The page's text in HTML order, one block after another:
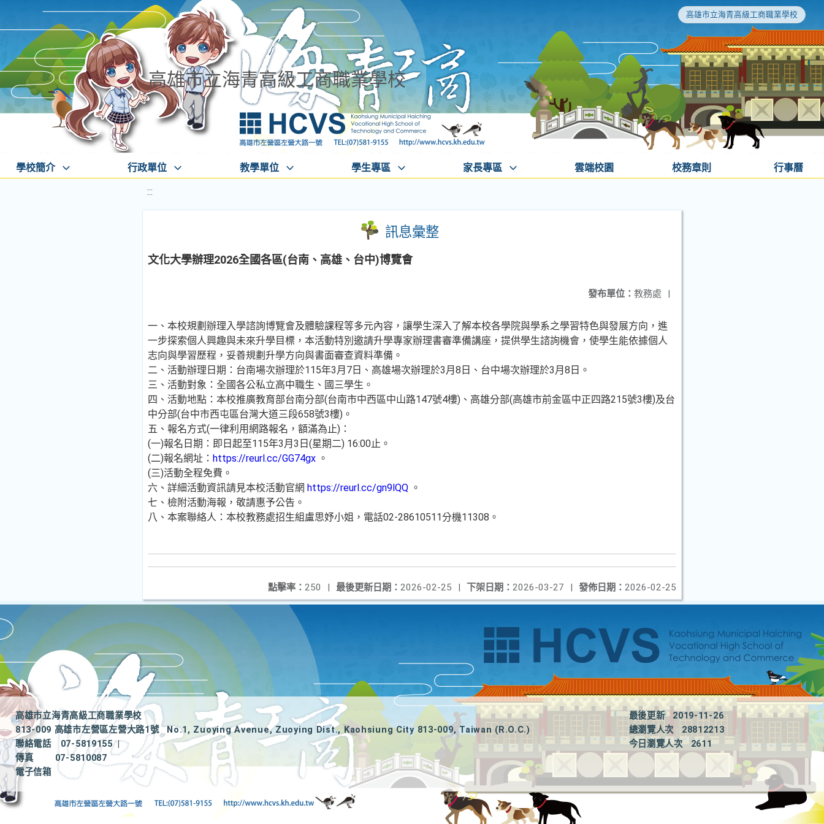
高雄市立海青高級工商職業學校
高雄市立海青高級工商職業學校
學校簡介 行政單位 教學單位 學生專區 家長專區 雲端校園 校務章則 行事曆
:::
訊息彙整
文化大學辦理2026全國各區(台南、高雄、台中)博覽會
發布單位： 教務處 |
一、本校規劃辦理入學諮詢博覽會及體驗課程等多元內容，讓學生深入了解本校各學院與學系之學習特色與發展方向，進
一步探索個人興趣與未來升學目標，本活動特別邀請升學專家辦理書審準備講座，提供學生諮詢機會，使學生能依據個人
志向與學習歷程，妥善規劃升學方向與書面審查資料準備。
二、活動辦理日期：台南場次辦理於115年3月7日、高雄場次辦理於3月8日、台中場次辦理於3月8日。
三、活動對象：全國各公私立高中職生、國三學生。
四、活動地點：本校推廣教育部台南分部(台南市中西區中山路147號4樓)、高雄分部(高雄市前金區中正四路215號3樓)及台
中分部(台中市西屯區台灣大道三段658號3樓)。
五、報名方式(一律利用網路報名，額滿為止)：
(一)報名日期：即日起至115年3月3日(星期二) 16:00止。
(二)報名網址： https://reurl.cc/GG74gx 。
(三)活動全程免費。
六、詳細活動資訊請見本校活動官網 https://reurl.cc/gn9lQQ 。
七、檢附活動海報，敬請惠予公告。
八、本案聯絡人：本校教務處招生組盧思妤小姐，電話02-28610511分機11308。
發佈日期： 2026-02-25
下架日期： 2026-03-27 |
最後更新日期： 2026-02-25 |
點擊率： 250 |
高雄市立海青高級工商職業學校
813-009 高雄市左營區左營大路1號
No.1, Zuoying Avenue, Zuoying Dist., Kaohsiung City 813-009, Taiwan (R.O.C.)
聯絡電話
07-5819155
|
傳真
07-5810087
電子信箱
最後更新
2019-11-26
總瀏覽人次
28812213
今日瀏覽人次
2611